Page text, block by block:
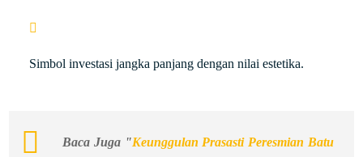
Simbol investasi jangka panjang dengan nilai estetika.
Baca Juga "Keunggulan Prasasti Peresmian Batu